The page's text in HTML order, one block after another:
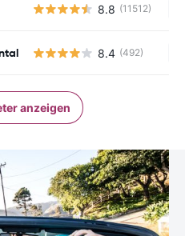
8.8 (11512)
8.4 (492)
anzeigen